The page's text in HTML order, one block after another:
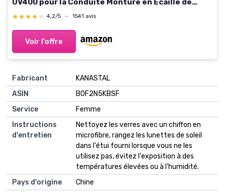
UV400 pour la Conduite Monture en Écaille de
Tortue et À Verres Marron
★★★★★
★★★★★ 4,2/5 — 1541 avis
Voir l'offre
Fabricant
KANASTAL
ASIN
B0F2N5KBSF
Service
Femme
Instructions
d'entretien
Nettoyez les verres avec un chiffon en
microfibre, rangez les lunettes de soleil
dans l'étui fourni lorsque vous ne les
utilisez pas, évitez l'exposition à des
températures élevées ou à l'humidité.
Pays d'origine
Chine